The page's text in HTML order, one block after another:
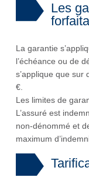
Les
La garantie
l’échéance ou de
s’applique que sur
€.
Les limites de
L’assuré est
non-dénommé et
maximum